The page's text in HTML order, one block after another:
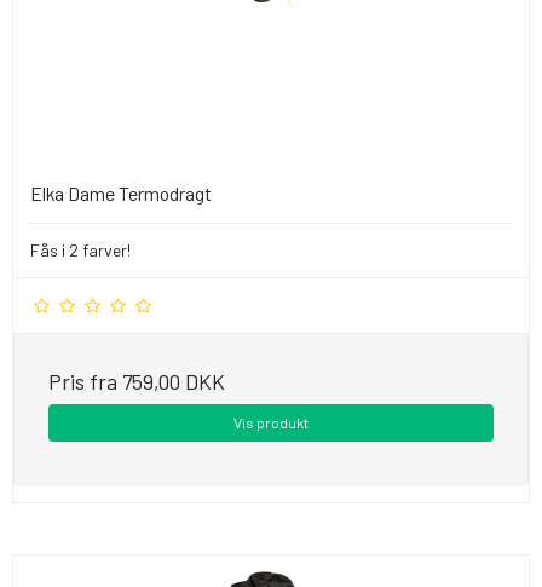
Elka Dame Termodragt
Fås i 2 farver!
Pris fra 759,00 DKK
Vis produkt